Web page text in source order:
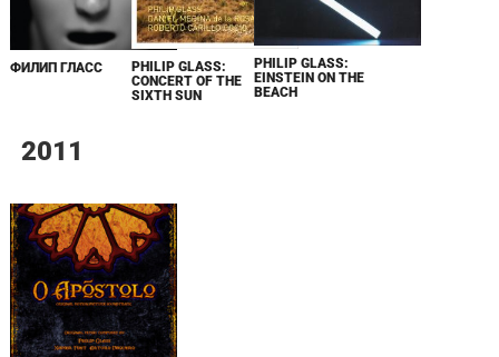
ФИЛИП ГЛАСС
PHILIP GLASS:
CONCERT OF THE
SIXTH SUN
PHILIP GLASS:
EINSTEIN ON THE
BEACH
2011